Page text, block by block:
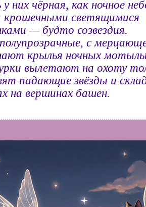
них чёрная, как ночное
крошечными светящимися
— будто созвездия.
с
крылья ночных
вылетают на охоту
падающие звёзды и
на вершинах башен.